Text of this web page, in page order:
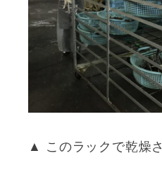
▲ このラックで乾燥